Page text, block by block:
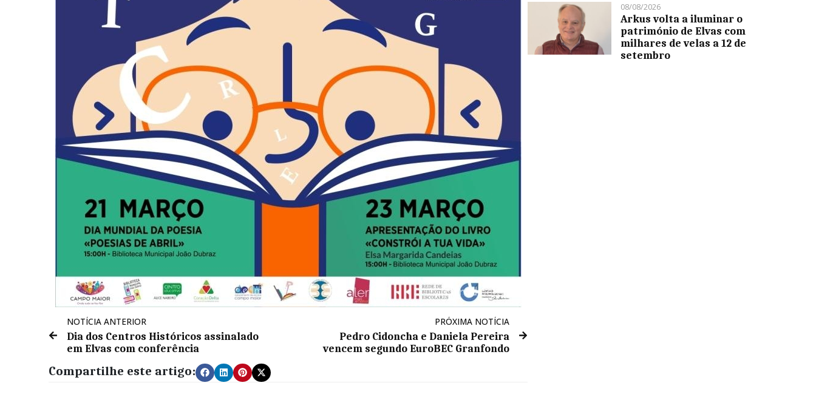
NOTÍCIA ANTERIOR
Dia dos Centros Históricos assinalado
em Elvas com conferência
PRÓXIMA NOTÍCIA
Pedro Cidoncha e Daniela Pereira
vencem segundo EuroBEC Granfondo
Compartilhe este artigo:
08/08/2026
Arkus volta a iluminar o
património de Elvas com
milhares de velas a 12 de
setembro